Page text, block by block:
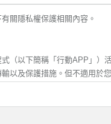
您所屬的國家或地域之法律
協助您，儘速取消該行銷訊
讀、瞭解並同意本服務條款
腦生活所提供之任一服務時
關隱私權保護相關內容。
（以下簡稱「行動APP」）
以及保護措施。但不適用於